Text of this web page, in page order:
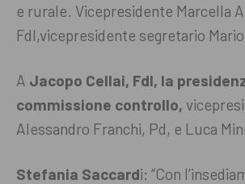
e rurale. Vicepresidente Marcella
FdI,vicepresidente segretario Mario
A Jacopo Cellai, FdI, la
commissione controllo,
Alessandro Franchi, Pd, e Luca
Stefania Saccardi: “Con